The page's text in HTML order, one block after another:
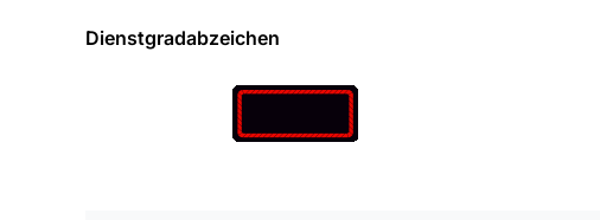
Dienstgradabzeichen